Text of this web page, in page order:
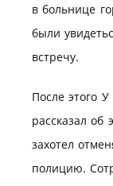
в больнице
были
встречу.
После этого
рассказал об
захотел
полицию.